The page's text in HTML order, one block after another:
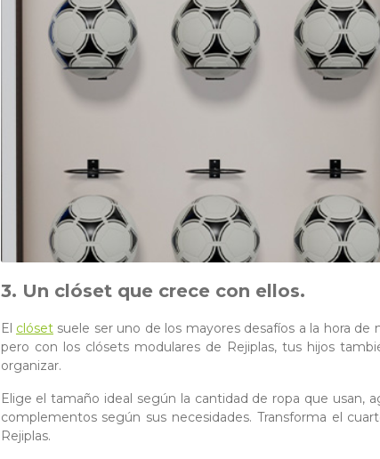
3. Un clóset que crece con ellos.
El clósetsuele ser uno de los mayores desafíos a la hora de
pero con los clósets modulares de Rejiplas, tus hijos
organizar.
Elige el tamaño ideal según la cantidad de ropa que usan,
complementos según sus necesidades. Transforma el
Rejiplas.